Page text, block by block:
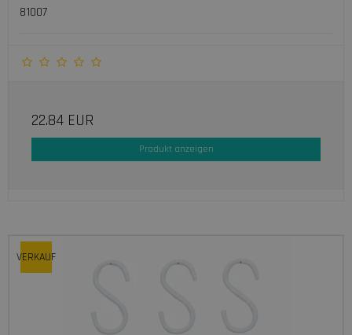
81007
22.84 EUR
Produkt anzeigen
VERKAUF